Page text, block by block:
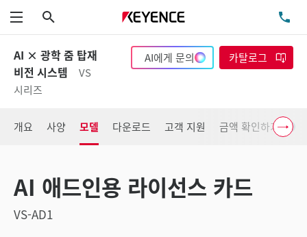
메뉴
AI × 광학 줌 탑재
비전 시스템
VS
시리즈
AI에게 문의 카탈로그
개요 사양 모델 다운로드 고객 지원 금액 확인하기
AI 애드인용 라이선스 카드
VS-AD1